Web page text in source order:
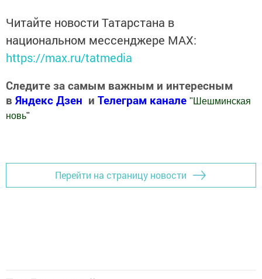
Читайте новости Татарстана в
национальном мессенджере MАХ:
https://max.ru/tatmedia
Следите за самым важным и интересным
в Яндекс Дзен и Телеграм канале " Шешминская
новь"
Перейти на страницу новости